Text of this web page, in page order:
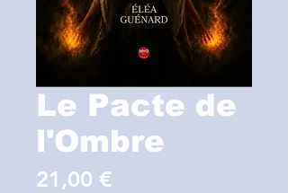
Le Pacte de
l'Ombre
21,00 €